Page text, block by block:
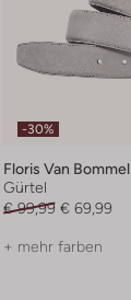
-30%
Floris Van Bommel
Gürtel
€ 99,99 € 69,99
+ mehr farben